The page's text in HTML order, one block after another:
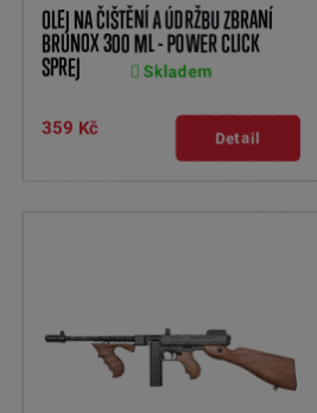
OLEJ NA ČIŠTĚNÍ A ÚDRŽBU ZBRANÍ
BRUNOX 300 ML - POWER CLICK
SPREJ
Skladem
359 Kč Detail